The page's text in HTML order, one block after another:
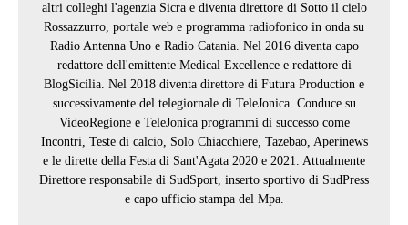
altri colleghi l'agenzia Sicra e diventa direttore di Sotto il cielo
Rossazzurro, portale web e programma radiofonico in onda su
Radio Antenna Uno e Radio Catania. Nel 2016 diventa capo
redattore dell'emittente Medical Excellence e redattore di
BlogSicilia. Nel 2018 diventa direttore di Futura Production e
successivamente del telegiornale di TeleJonica. Conduce su
VideoRegione e TeleJonica programmi di successo come
Incontri, Teste di calcio, Solo Chiacchiere, Tazebao, Aperinews
e le dirette della Festa di Sant'Agata 2020 e 2021. Attualmente
Direttore responsabile di SudSport, inserto sportivo di SudPress
e capo ufficio stampa del Mpa.